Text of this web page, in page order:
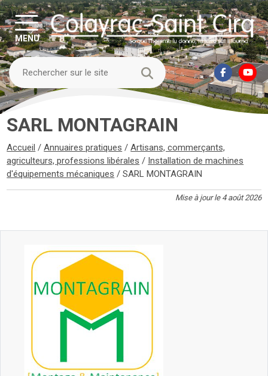
MENU
SARL MONTAGRAIN
Accueil /Annuaires pratiques /Artisans, commerçants,
agriculteurs, professions libérales / Installation de machines
d'équipements mécaniques /SARL MONTAGRAIN
Mise à jour le 4 août 2026